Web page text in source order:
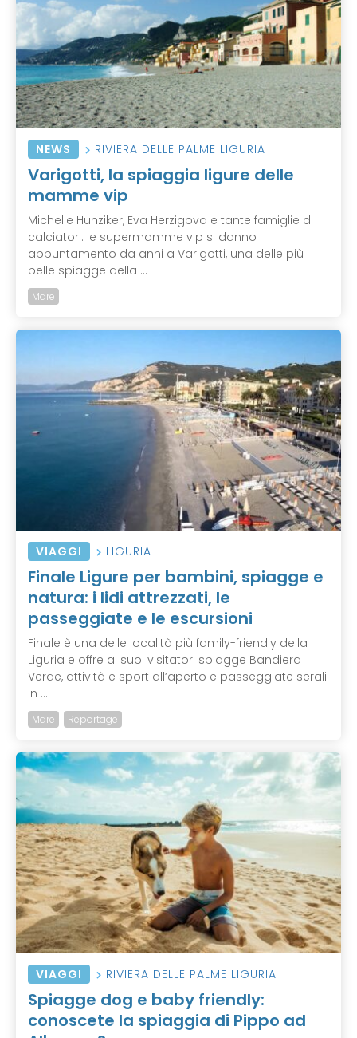
NEWS RIVIERA DELLE PALME LIGURIA
Varigotti, la spiaggia ligure delle
mamme vip
Michelle Hunziker, Eva Herzigova e tante famiglie di
calciatori: le supermamme vip si danno
appuntamento da anni a Varigotti, una delle più
belle spiagge della ...
Mare
VIAGGI LIGURIA
Finale Ligure per bambini, spiagge e
natura: i lidi attrezzati, le
passeggiate e le escursioni
Finale è una delle località più family-friendly della
Liguria e offre ai suoi visitatori spiagge Bandiera
Verde, attività e sport all’aperto e passeggiate serali
in ...
Mare Reportage
VIAGGI RIVIERA DELLE PALME LIGURIA
Spiagge dog e baby friendly:
conoscete la spiaggia di Pippo ad